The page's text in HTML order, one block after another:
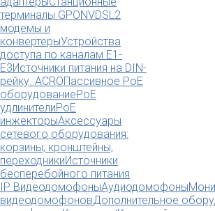
терминалы GPONVDSL2
модемы и
конвертерыУстройства
доступа по каналам E1-
E3Источники питания на DIN-
рейку. ACROПассивное PoE
оборудованиеPoE
удлинителиPoE
инжекторыАксессуары
сетевого оборудования:
корзины, кронштейны,
переходникиИсточники
бесперебойного питания
IP ВидеодомофоныАудиодомофоны
видеодомофоновДополнительное